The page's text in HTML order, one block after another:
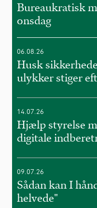
Bureaukratisk
onsdag
06.08.26
Husk
ulykker stiger
14.07.26
Hjælp styrelse
digitale
09.07.26
Sådan kan I
helvede"